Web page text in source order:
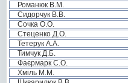
Романюк В.М.
Сидорчук В.В.
Сочка О.О.
Стеценко Д.О.
Тетерук А.А.
Тимчук Д.Б.
Фаєрмарк С.О.
Хміль М.М.